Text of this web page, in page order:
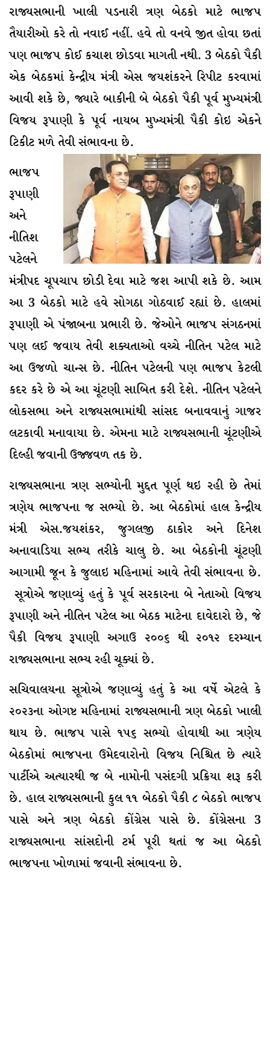
રાજ્યસભાની ખાલી પડનારી ત્રણ બેઠકો માટે ભાજપ
તૈયારીઓ કરે તો નવાઈ નહીં. હવે તો વનવે જીત હોવા છતાં
પણ ભાજપ કોઈ કચાશ છોડવા માગતી નથી. 3 બેઠકો પૈકી
એક બેઠકમાં કેન્દ્રીય મંત્રી એસ જયશંકરને રિપીટ કરવામાં
આવી શકે છે, જ્યારે બાકીની બે બેઠકો પૈકી પૂર્વ મુખ્યમંત્રી
વિજય રૂપાણી કે પૂર્વ નાયબ મુખ્યમંત્રી પૈકી કોઇ એકને
ટિકીટ મળે તેવી સંભાવના છે.
ભાજપ
રૂપાણી
અને
નીતિશ
પટેલને
મંત્રીપદ ચૂપચાપ છોડી દેવા માટે જશ આપી શકે છે. આમ
આ 3 બેઠકો માટે હવે સોગઠા ગોઠવાઈ રહ્યાં છે. હાલમાં
રૂપાણી એ પંજાબના પ્રભારી છે. જેઓને ભાજપ સંગઠનમાં
પણ લઈ જવાય તેવી શક્યતાઓ વચ્ચે નીતિન પટેલ માટે
આ ઉજળો ચાન્સ છે. નીતિન પટેલની પણ ભાજપ કેટલી
કદર કરે છે એ આ ચૂંટણી સાબિત કરી દેશે. નીતિન પટેલને
લોકસભા અને રાજ્યસભામાંથી સાંસદ બનાવવાનું ગાજર
લટકાવી મનાવાયા છે. એમના માટે રાજ્યસભાની ચૂંટણીએ
દિલ્હી જવાની ઉજ્જવળ તક છે.
રાજ્યસભાના ત્રણ સભ્યોની મુદ્દત પૂર્ણ થઇ રહી છે તેમાં
ત્રણેય ભાજપના જ સભ્યો છે. આ બેઠકોમાં હાલ કેન્દ્રીય
મંત્રી એસ.જયશંકર, જુગલજી ઠાકોર અને દિનેશ
અનાવાડિયા સભ્ય તરીકે ચાલુ છે. આ બેઠકોની ચૂંટણી
આગામી જૂન કે જુલાઇ મહિનામાં આવે તેવી સંભાવના છે.
સૂત્રોએ જણાવ્યું હતું કે પૂર્વ સરકારના બે નેતાઓ વિજય
રૂપાણી અને નીતિન પટેલ આ બેઠક માટેના દાવેદારો છે, જે
પૈકી વિજય રૂપાણી અગાઉ ૨૦૦૬ થી ૨૦૧૨ દરમ્યાન
રાજ્યસભાના સભ્ય રહી ચૂક્યાં છે.
સચિવાલયના સૂત્રોએ જણાવ્યું હતું કે આ વર્ષે એટલે કે
૨૦૨૩ના ઓગષ્ટ મહિનામાં રાજ્યસભાની ત્રણ બેઠકો ખાલી
થાય છે. ભાજપ પાસે ૧૫૬ સભ્યો હોવાથી આ ત્રણેય
બેઠકોમાં ભાજપના ઉમેદવારોનો વિજય નિશ્ચિત છે ત્યારે
પાર્ટીએ અત્યારથી જ બે નામોની પસંદગી પ્રક્રિયા શરૂ કરી
છે. હાલ રાજ્યસભાની કુલ ૧૧ બેઠકો પૈકી ૮ બેઠકો ભાજપ
પાસે અને ત્રણ બેઠકો કોંગ્રેસ પાસે છે. કોંગ્રેસના 3
રાજ્યસભાના સાંસદોની ટર્મ પૂરી થતાં જ આ બેઠકો
ભાજપના ખોળામાં જવાની સંભાવના છે.